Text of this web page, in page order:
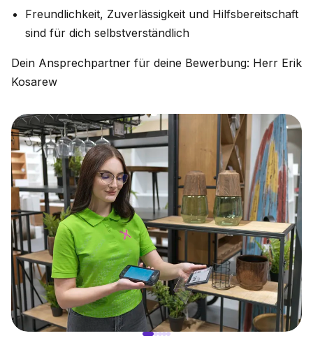
Freundlichkeit, Zuverlässigkeit und Hilfsbereitschaft
sind für dich selbstverständlich
Dein Ansprechpartner für deine Bewerbung: Herr Erik
Kosarew